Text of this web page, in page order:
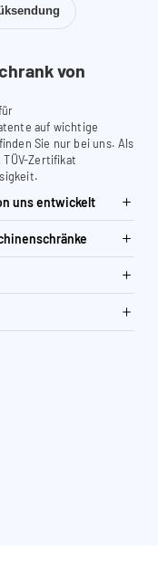
von
auf wichtige
Sie nur bei uns. Als
Zertifikat
uns entwickelt